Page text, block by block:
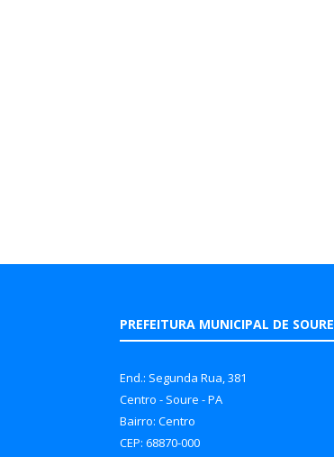
PREFEITURA MUNICIPAL DE SOURE
End.: Segunda Rua, 381
Centro - Soure - PA
Bairro: Centro
CEP: 68870-000